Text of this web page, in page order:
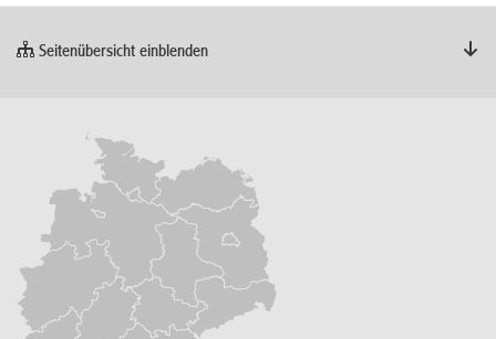
Seitenübersicht einblenden